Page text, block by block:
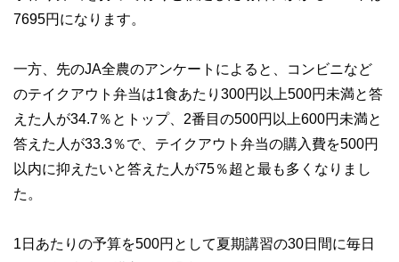
7695円になります。
一方、先のJA全農のアンケートによると、コンビニなど
のテイクアウト弁当は1食あたり300円以上500円未満と答
えた人が34.7％とトップ、2番目の500円以上600円未満と
答えた人が33.3％で、テイクアウト弁当の購入費を500円
以内に抑えたいと答えた人が75％超と最も多くなりまし
た。
1日あたりの予算を500円として夏期講習の30日間に毎日